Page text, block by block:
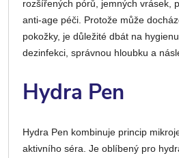
rozšířených pórů, jemných vrásek,
anti-age péči. Protože může
pokožky, je důležité dbát na
dezinfekci, správnou hloubku a
Hydra Pen
Hydra Pen kombinuje princip
aktivního séra. Je oblíbený pro